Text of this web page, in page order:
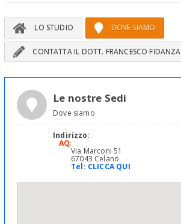
LO STUDIO DOVE SIAMO
CONTATTA IL DOTT. FRANCESCO FIDANZA
Le nostre Sedi
Dove siamo
Indirizzo:
AQ:
Via Marconi 51
67043 Celano
Tel: CLICCA QUI